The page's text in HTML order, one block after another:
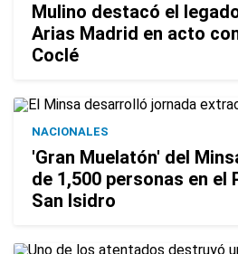
Mulino destacó el
Arias Madrid en acto
Coclé
NACIONALES
'Gran Muelatón' del
de 1,500 personas en el
San Isidro